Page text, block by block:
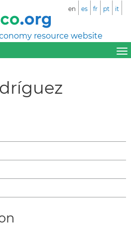
resource website
en es fr pt it